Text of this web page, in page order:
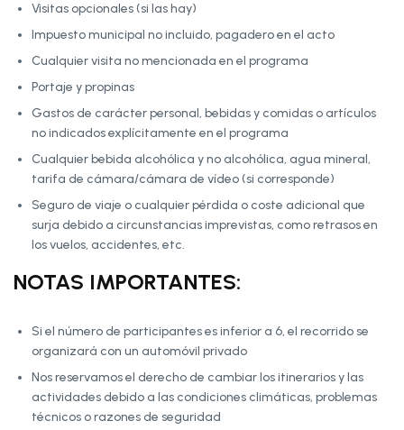
Visitas opcionales (si las hay)
Impuesto municipal no incluido, pagadero en el acto
Cualquier visita no mencionada en el programa
Portaje y propinas
Gastos de carácter personal, bebidas y comidas o artículos
no indicados explícitamente en el programa
Cualquier bebida alcohólica y no alcohólica, agua mineral,
tarifa de cámara/cámara de vídeo (si corresponde)
Seguro de viaje o cualquier pérdida o coste adicional que
surja debido a circunstancias imprevistas, como retrasos en
los vuelos, accidentes, etc.
NOTAS IMPORTANTES:
Si el número de participantes es inferior a 6, el recorrido se
organizará con un automóvil privado
Nos reservamos el derecho de cambiar los itinerarios y las
actividades debido a las condiciones climáticas, problemas
técnicos o razones de seguridad